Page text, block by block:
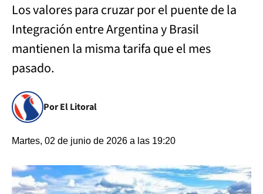
Los valores para cruzar por el puente de la
Integración entre Argentina y Brasil
mantienen la misma tarifa que el mes
pasado.
Por El Litoral
Martes, 02 de junio de 2026 a las 19:20